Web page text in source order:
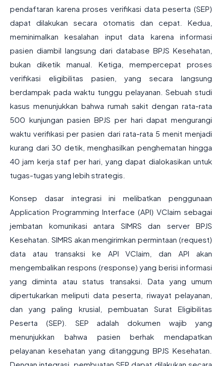
pendaftaran karena proses verifikasi data peserta (SEP)
dapat dilakukan secara otomatis dan cepat. Kedua,
meminimalkan kesalahan input data karena informasi
pasien diambil langsung dari database BPJS Kesehatan,
bukan diketik manual. Ketiga, mempercepat proses
verifikasi eligibilitas pasien, yang secara langsung
berdampak pada waktu tunggu pelayanan. Sebuah studi
kasus menunjukkan bahwa rumah sakit dengan rata-rata
500 kunjungan pasien BPJS per hari dapat mengurangi
waktu verifikasi per pasien dari rata-rata 5 menit menjadi
kurang dari 30 detik, menghasilkan penghematan hingga
40 jam kerja staf per hari, yang dapat dialokasikan untuk
tugas-tugas yang lebih strategis.
Konsep dasar integrasi ini melibatkan penggunaan
Application Programming Interface (API) VClaim sebagai
jembatan komunikasi antara SIMRS dan server BPJS
Kesehatan. SIMRS akan mengirimkan permintaan (request)
data atau transaksi ke API VClaim, dan API akan
mengembalikan respons (response) yang berisi informasi
yang diminta atau status transaksi. Data yang umum
dipertukarkan meliputi data peserta, riwayat pelayanan,
dan yang paling krusial, pembuatan Surat Eligibilitas
Peserta (SEP). SEP adalah dokumen wajib yang
menunjukkan bahwa pasien berhak mendapatkan
pelayanan kesehatan yang ditanggung BPJS Kesehatan.